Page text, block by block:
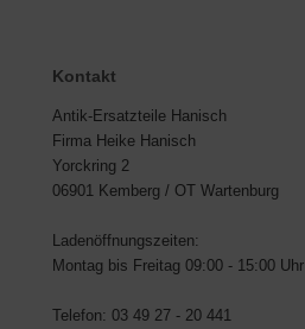
Kontakt
Antik-Ersatzteile Hanisch
Firma Heike Hanisch
Yorckring 2
06901 Kemberg / OT Wartenburg
Ladenöffnungszeiten:
Montag bis Freitag 09:00 - 15:00 Uhr
Telefon: 03 49 27 - 20 441